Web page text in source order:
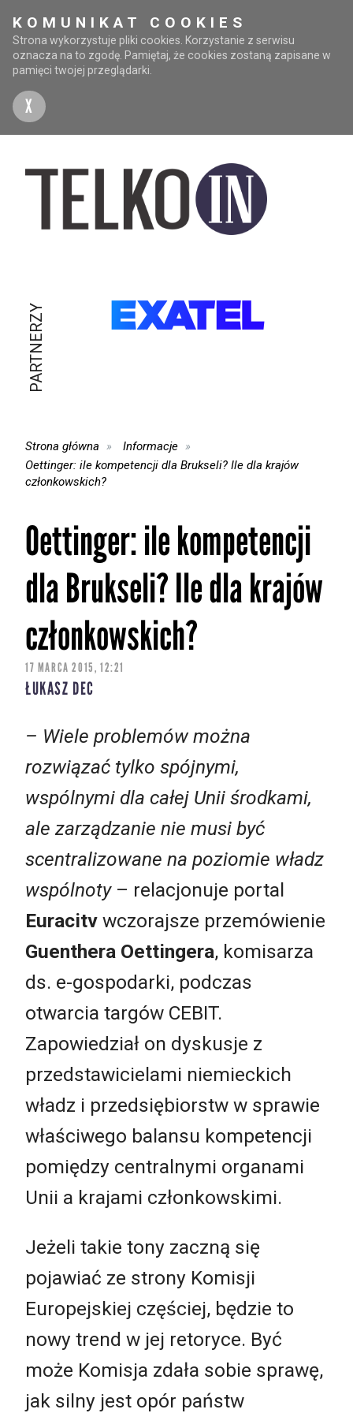
KOMUNIKAT COOKIES
Strona wykorzystuje pliki cookies. Korzystanie z serwisu
oznacza na to zgodę. Pamiętaj, że cookies zostaną zapisane w
pamięci twojej przeglądarki.
X
PARTNERZY
Strona główna
Informacje
Oettinger: ile kompetencji dla Brukseli? Ile dla krajów
członkowskich?
Oettinger: ile kompetencji
dla Brukseli? Ile dla krajów
członkowskich?
17 MARCA 2015, 12:21
ŁUKASZ DEC
– Wiele problemów można
rozwiązać tylko spójnymi,
wspólnymi dla całej Unii środkami,
ale zarządzanie nie musi być
scentralizowane na poziomie władz
wspólnoty– relacjonuje portal
Euracitv wczorajsze przemówienie
Guenthera Oettingera, komisarza
ds. e-gospodarki, podczas
otwarcia targów CEBIT.
Zapowiedział on dyskusje z
przedstawicielami niemieckich
władz i przedsiębiorstw w sprawie
właściwego balansu kompetencji
pomiędzy centralnymi organami
Unii a krajami członkowskimi.
Jeżeli takie tony zaczną się
pojawiać ze strony Komisji
Europejskiej częściej, będzie to
nowy trend w jej retoryce. Być
może Komisja zdała sobie sprawę,
jak silny jest opór państw